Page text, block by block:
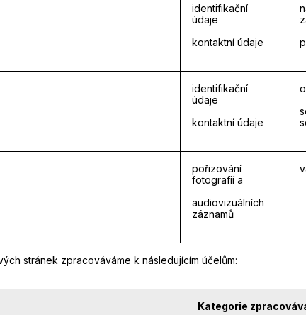
identifikační
údaje
kontaktní údaje
identifikační
údaje
kontaktní údaje
pořizování
fotografií a
audiovizuálních
záznamů
stránek zpracováváme k následujícím účelům:
Kategorie